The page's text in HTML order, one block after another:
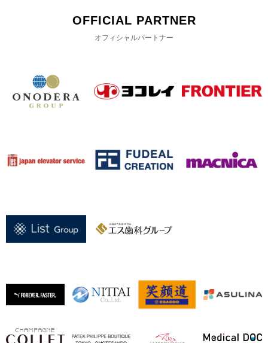
OFFICIAL PARTNER
オフィシャルパートナー